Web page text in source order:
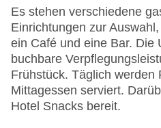
Anzahl der
Anzahl der Aufzüge: 1
Zimmerservice
Gesamtanzahl der
Gesamtanzahl der
Zahlungsarten: EC
Landeskategorie: 4 Sterne
Es stehen verschiedene
Einrichtungen zur
ein Café und eine Bar. Die
buchbare
Frühstück. Täglich werden
Mittagessen serviert.
Hotel Snacks bereit.